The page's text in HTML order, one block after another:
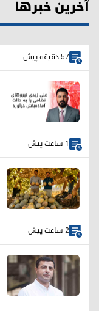
آخرین خبرها
57 دقیقه پیش
1 ساعت پیش
2 ساعت پیش